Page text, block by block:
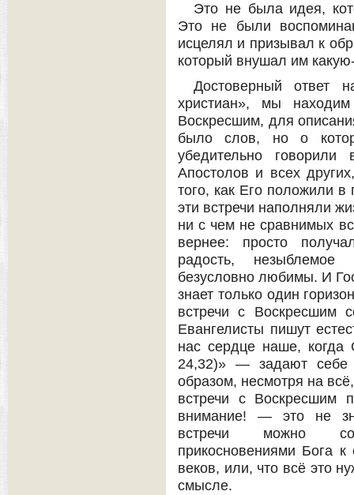
Это не была идея,
Это не были
исцелял и призывал к
который внушал им
Достоверный ответ
христиан», мы
Воскресшим, для
было слов, но о
убедительно
Апостолов и всех
того, как Его положили
эти встречи наполняли
ни с чем не сравнимых
вернее: просто
радость,
безусловно любимы. И
знает только один
встречи с Воскресшим
Евангелисты пишут
нас сердце наше,
24,32)» — задают себе
образом, несмотря на
встречи с Воскресшим
внимание! — это не
встречи можно
прикосновениями Бога
веков, или, что всё это
смысле.